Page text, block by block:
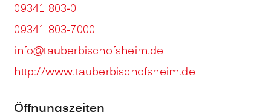
09341 803-0
09341 803-7000
info@tauberbischofsheim.de
http://www.tauberbischofsheim.de